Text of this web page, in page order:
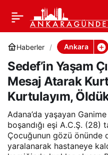
Haberler Ankara
Sedef’in Yaşam
Mesaj Atarak
Kurtulayım,
Adana’da yaşayan
boşandığı eşi A.C.Ş. (28)
Çocuğunun gözü önünde
yaralanarak hastaneye
Sedef’in Yaşam Çığlığı:
Ölümden Mesaj Atarak
Kurtuldu! ‘Yaşarken
Kurtulayım, Öldükten
Sonra Değil’